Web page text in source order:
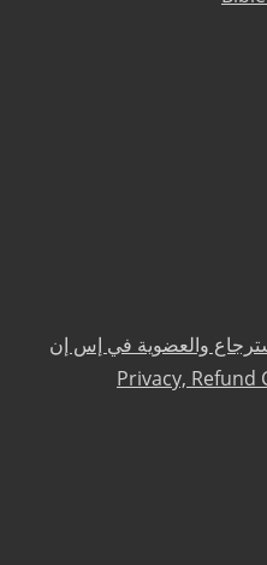
والعضوية في إس إن
Privacy, Refund